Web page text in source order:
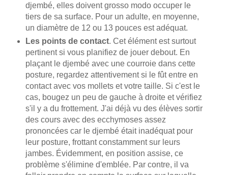
djembé, elles doivent grosso modo occuper le
tiers de sa surface. Pour un adulte, en moyenne,
un diamètre de 12 ou 13 pouces est adéquat.
Les points de contact. Cet élément est surtout
pertinent si vous planifiez de jouer debout. En
plaçant le djembé avec une courroie dans cette
posture, regardez attentivement si le fût entre en
contact avec vos mollets et votre taille. Si c'est le
cas, bougez un peu de gauche à droite et vérifiez
s'il y a du frottement. J'ai déjà vu des élèves sortir
des cours avec des ecchymoses assez
prononcées car le djembé était inadéquat pour
leur posture, frottant constamment sur leurs
jambes. Évidemment, en position assise, ce
problème s'élimine d'emblée. Par contre, il va